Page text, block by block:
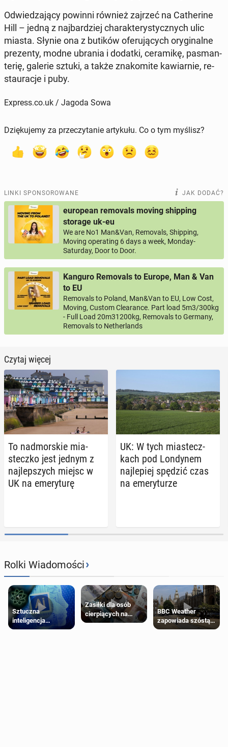
Od­wie­dza­ją­cy powinni również zajrzeć na Ca­the­ri­ne
Hill – jedną z naj­bar­dziej cha­rak­te­ry­stycz­nych ulic
miasta. Słynie ona z butików ofe­ru­ją­cych ory­gi­nal­ne
pre­zen­ty, modne ubrania i dodatki, ce­ra­mi­kę, pa­sman­
te­rię, galerie sztuki, a także zna­ko­mi­te ka­wiar­nie, re­
stau­ra­cje i puby.
Express.co.uk / Jagoda Sowa
Dziękujemy za przeczytanie artykułu. Co o tym myślisz?
LINKI SPONSOROWANE JAK DODAĆ?
european removals moving shipping
storage uk-eu
We are No1 Man&Van, Removals, Shipping,
Moving operating 6 days a week, Monday-
Saturday, Door to Door.
Kanguro Removals to Europe, Man & Van
to EU
Removals to Poland, Man&Van to EU, Low Cost,
Moving, Custom Clearance. Part load 5m3/300kg
- Full Load 20m31200kg, Removals to Germany,
Removals to Netherlands
Czytaj więcej
To nad­mor­skie mia­
stecz­ko jest jednym z
naj­lep­szych miejsc w
UK na eme­ry­tu­rę
UK: W tych mia­stecz­
kach pod Lon­dy­nem
naj­le­piej spędzić czas
na eme­ry­tu­rze
Rolki Wiadomości›
Sztuczna
inteligencja
próbowała oszukać
Zasiłki dla osób
cierpiących na
schorzenia
BBC Weather
zapowiada szóstą
falę upałów w